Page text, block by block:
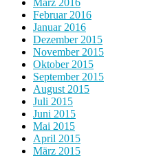
März 2016
Februar 2016
Januar 2016
Dezember 2015
November 2015
Oktober 2015
September 2015
August 2015
Juli 2015
Juni 2015
Mai 2015
April 2015
März 2015